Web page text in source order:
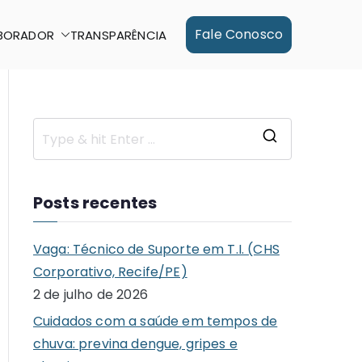
TRANSPARÊNCIA Fale Conosco
Posts recentes
Vaga: Técnico de Suporte em T.I. (CHS
Corporativo, Recife/PE)
2 de julho de 2026
Cuidados com a saúde em tempos de
chuva: previna dengue, gripes e